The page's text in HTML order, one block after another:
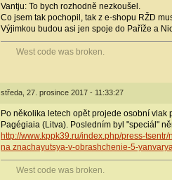
Vantju: To bych rozhodně nezkoušel.
Co jsem tak pochopil, tak z e-shopu RŽD
Výjimkou budou asi jen spoje do Paříže a
West code was broken.
středa, 27. prosince 2017 - 11:33:27
Po několika letech opět projede osobní
Pagégiaia (Litva). Posledním byl "speciál"
http://www.kppk39.ru/index.php/press-
na znachayutsya-v-obrashchenie-5-
West code was broken.